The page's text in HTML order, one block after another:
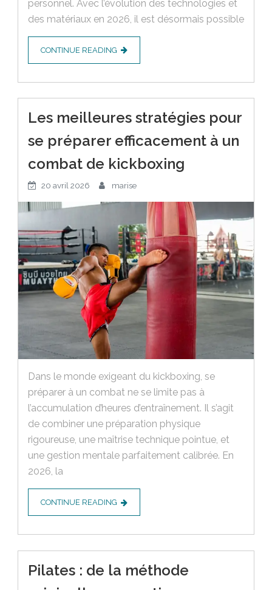
personnel. Avec l’évolution des technologies et
des matériaux en 2026, il est désormais possible
CONTINUE READING
Les meilleures stratégies pour
se préparer efficacement à un
combat de kickboxing
20 avril 2026 marise
Dans le monde exigeant du kickboxing, se
préparer à un combat ne se limite pas à
l’accumulation d’heures d’entraînement. Il s’agit
de combiner une préparation physique
rigoureuse, une maîtrise technique pointue, et
une gestion mentale parfaitement calibrée. En
2026, la
CONTINUE READING
Pilates : de la méthode